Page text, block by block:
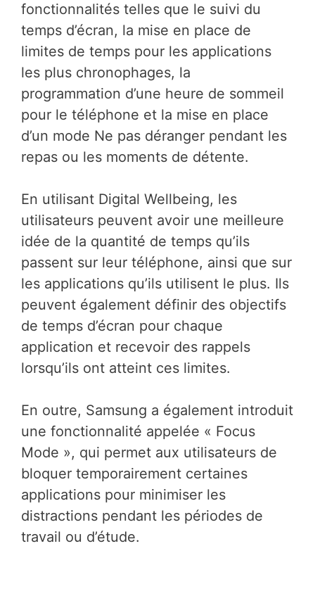
fonctionnalités telles que le suivi du
temps d’écran, la mise en place de
limites de temps pour les applications
les plus chronophages, la
programmation d’une heure de sommeil
pour le téléphone et la mise en place
d’un mode Ne pas déranger pendant les
repas ou les moments de détente.
En utilisant Digital Wellbeing, les
utilisateurs peuvent avoir une meilleure
idée de la quantité de temps qu’ils
passent sur leur téléphone, ainsi que sur
les applications qu’ils utilisent le plus. Ils
peuvent également définir des objectifs
de temps d’écran pour chaque
application et recevoir des rappels
lorsqu’ils ont atteint ces limites.
En outre, Samsung a également introduit
une fonctionnalité appelée « Focus
Mode », qui permet aux utilisateurs de
bloquer temporairement certaines
applications pour minimiser les
distractions pendant les périodes de
travail ou d’étude.